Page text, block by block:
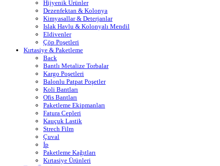
Hijyenik Ürünler
Dezenfektan & Kolonya
Kimyasallar & Deterjanlar
Islak Havlu & Kolonyalı Mendil
Eldivenler
Çöp Poşetleri
Kırtasiye & Paketleme
Back
Bantlı Metalize Torbalar
Kargo Poşetleri
Balonlu Patpat Poşetler
Koli Bantları
Ofis Bantları
Paketleme Ekipmanları
Fatura Cepleri
Kauçuk Lastik
Strech Film
Çuval
İp
Paketleme Kağıtları
Kırtasiye Ürünleri